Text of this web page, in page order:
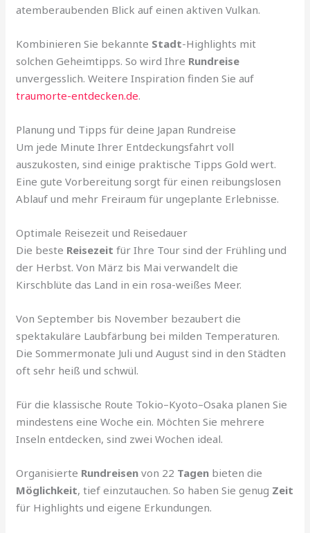
atemberaubenden Blick auf einen aktiven Vulkan.
Kombinieren Sie bekannte Stadt-Highlights mit
solchen Geheimtipps. So wird Ihre Rundreise
unvergesslich. Weitere Inspiration finden Sie auf
traumorte-entdecken.de.
Planung und Tipps für deine Japan Rundreise
Um jede Minute Ihrer Entdeckungsfahrt voll
auszukosten, sind einige praktische Tipps Gold wert.
Eine gute Vorbereitung sorgt für einen reibungslosen
Ablauf und mehr Freiraum für ungeplante Erlebnisse.
Optimale Reisezeit und Reisedauer
Die beste Reisezeit für Ihre Tour sind der Frühling und
der Herbst. Von März bis Mai verwandelt die
Kirschblüte das Land in ein rosa-weißes Meer.
Von September bis November bezaubert die
spektakuläre Laubfärbung bei milden Temperaturen.
Die Sommermonate Juli und August sind in den Städten
oft sehr heiß und schwül.
Für die klassische Route Tokio–Kyoto–Osaka planen Sie
mindestens eine Woche ein. Möchten Sie mehrere
Inseln entdecken, sind zwei Wochen ideal.
Organisierte Rundreisen von 22 Tagen bieten die
Möglichkeit, tief einzutauchen. So haben Sie genug Zeit
für Highlights und eigene Erkundungen.